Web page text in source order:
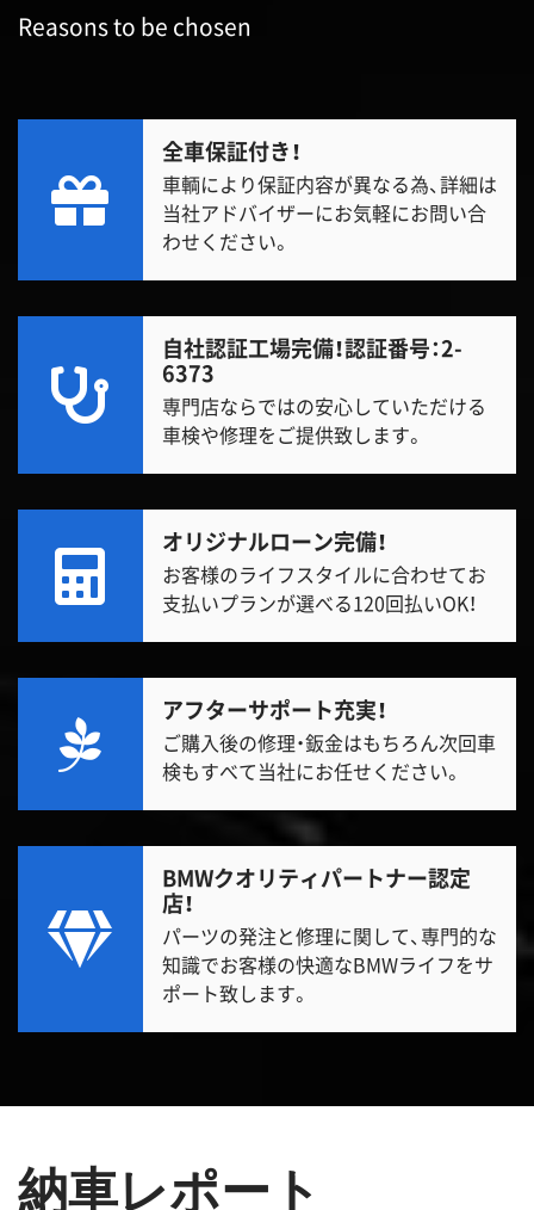
Reasons to be chosen
全車保証付き！
車輌により保証内容が異なる為、詳細は
当社アドバイザーにお気軽にお問い合
わせください。
自社認証工場完備！認証番号：2-
6373
専門店ならではの安心していただける
車検や修理をご提供致します。
オリジナルローン完備！
お客様のライフスタイルに合わせてお
支払いプランが選べる120回払いOK！
アフターサポート充実！
ご購入後の修理・鈑金はもちろん次回車
検もすべて当社にお任せください。
BMWクオリティパートナー認定
店！
パーツの発注と修理に関して、専門的な
知識でお客様の快適なBMWライフをサ
ポート致します。
納車レポート